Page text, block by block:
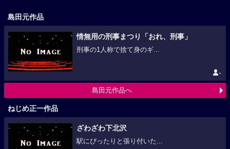
島田元作品
情無用の刑事まつり「おれ、刑事」
刑事の1人称で捨て身のギ...
-
島田元作品へ
ねじめ正一作品
ざわざわ下北沢
駅にぴったりと張り付いた...